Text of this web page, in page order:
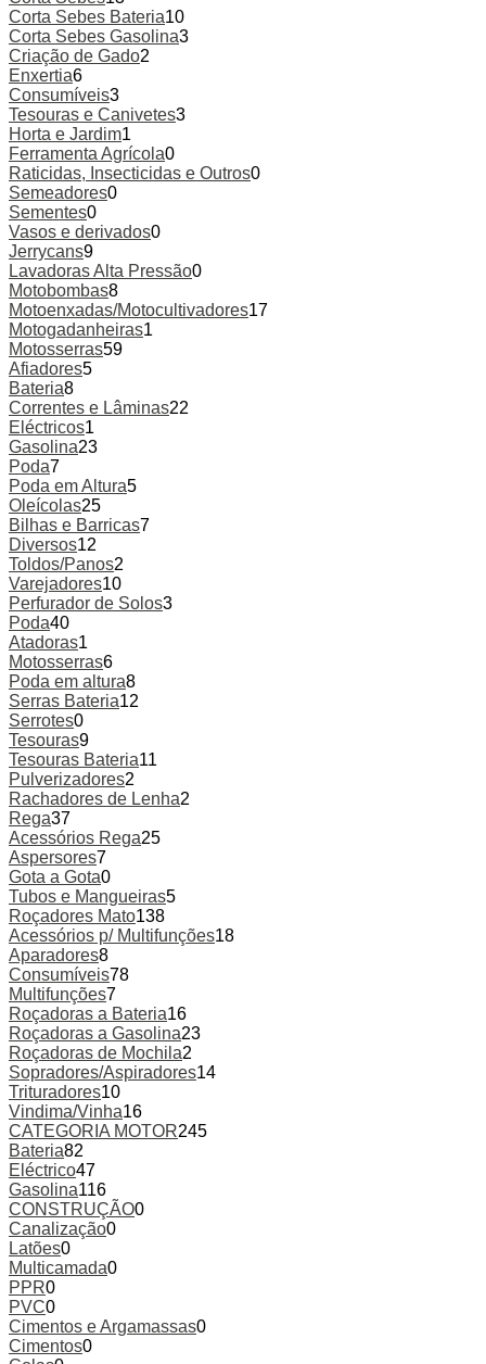
Corta Sebes Bateria10
Corta Sebes Gasolina3
Criação de Gado2
Enxertia6
Consumíveis3
Tesouras e Canivetes3
Horta e Jardim1
Ferramenta Agrícola0
Raticidas, Insecticidas e Outros0
Semeadores0
Sementes0
Vasos e derivados0
Jerrycans9
Lavadoras Alta Pressão0
Motobombas8
Motoenxadas/Motocultivadores17
Motogadanheiras1
Motosserras59
Afiadores5
Bateria8
Correntes e Lâminas22
Eléctricos1
Gasolina23
Poda7
Poda em Altura5
Oleícolas25
Bilhas e Barricas7
Diversos12
Toldos/Panos2
Varejadores10
Perfurador de Solos3
Poda40
Atadoras1
Motosserras6
Poda em altura8
Serras Bateria12
Serrotes0
Tesouras9
Tesouras Bateria11
Pulverizadores2
Rachadores de Lenha2
Rega37
Acessórios Rega25
Aspersores7
Gota a Gota0
Tubos e Mangueiras5
Roçadores Mato138
Acessórios p/ Multifunções18
Aparadores8
Consumíveis78
Multifunções7
Roçadoras a Bateria16
Roçadoras a Gasolina23
Roçadoras de Mochila2
Sopradores/Aspiradores14
Trituradores10
Vindima/Vinha16
CATEGORIA MOTOR245
Bateria82
Eléctrico47
Gasolina116
CONSTRUÇÃO0
Canalização0
Latões0
Multicamada0
PPR0
PVC0
Cimentos e Argamassas0
Cimentos0